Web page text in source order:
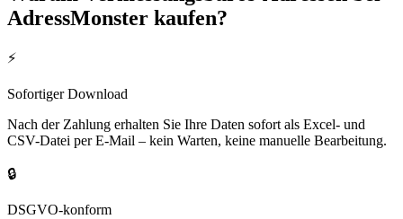
AdressMonster kaufen?
⚡
Sofortiger Download
Nach der Zahlung erhalten Sie Ihre Daten sofort als Excel- und
CSV-Datei per E-Mail – kein Warten, keine manuelle Bearbeitung.
🔒
DSGVO-konform